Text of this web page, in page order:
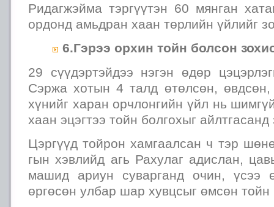
Ридагжэйма тэргүүтэн 60 мянган
ордонд амьдран хаан төрлийн үйлийг
6.Гэрээ орхин тойн болсон
29 сүүдэртэйдээ нэгэн өдөр
Сэржа хотын 4 талд өтөлсөн, өвдсөн,
хүнийг харан орчлонгийн үйл нь
хаан эцэгтээ тойн болгохыг
Цэргүүд тойрон хамгаалсан ч тэр
гын хэвлийд агь Рахулаг адислан,
машид ариун суварганд очин, үсээ
өргөсөн улбар шар хувцсыг өмсөн тойн